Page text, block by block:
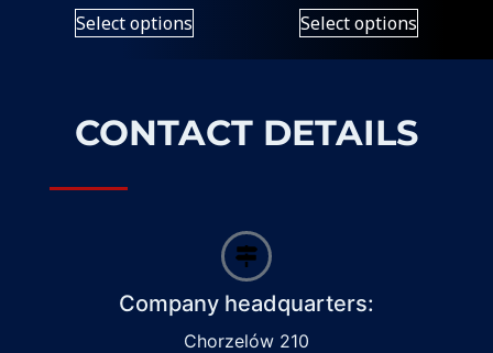
Select options Select options
CONTACT DETAILS
Company headquarters:
Chorzelów 210